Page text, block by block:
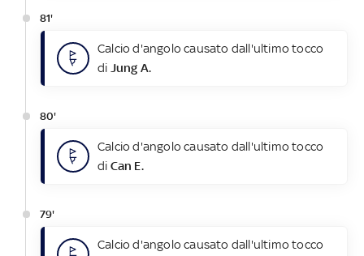
81'
Calcio d'angolo causato dall'ultimo tocco
di Jung A.
80'
Calcio d'angolo causato dall'ultimo tocco
di Can E.
79'
Calcio d'angolo causato dall'ultimo tocco